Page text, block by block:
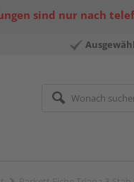
sind nur nach